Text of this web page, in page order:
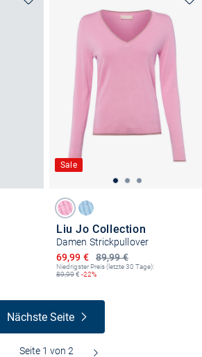
Sale
Liu Jo Collection
Damen Strickpullover
89,99 €
Ermäßigter Preis
69,99 €
Niedrigster Preis (letzte 30 Tage):
89,99€ -22%
Nächste Seite